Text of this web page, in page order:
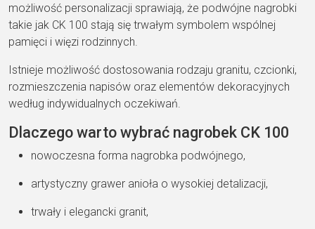
możliwość personalizacji sprawiają, że podwójne nagrobki
takie jak CK 100 stają się trwałym symbolem wspólnej
pamięci i więzi rodzinnych.
Istnieje możliwość dostosowania rodzaju granitu, czcionki,
rozmieszczenia napisów oraz elementów dekoracyjnych
według indywidualnych oczekiwań.
Dlaczego warto wybrać nagrobek CK 100
nowoczesna forma nagrobka podwójnego,
artystyczny grawer anioła o wysokiej detalizacji,
trwały i elegancki granit,